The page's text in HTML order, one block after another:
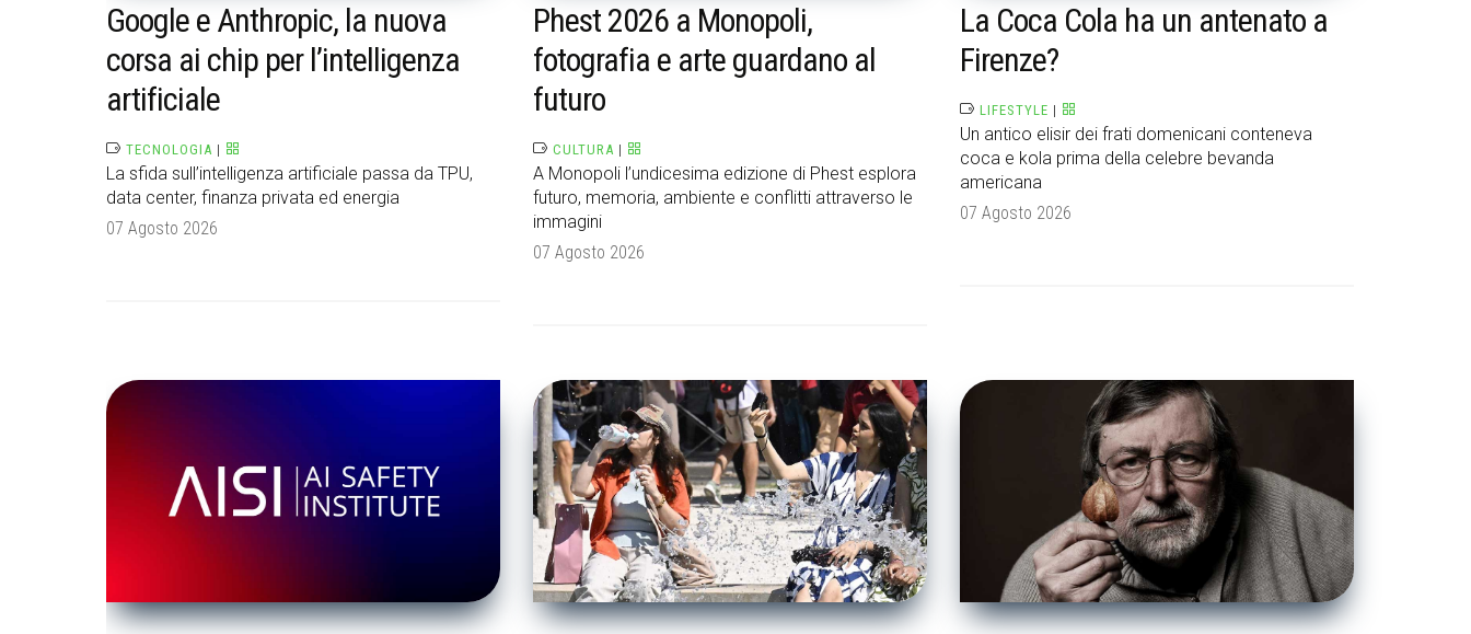
Google e Anthropic, la nuova
corsa ai chip per l’intelligenza
artificiale
TECNOLOGIA |
La sfida sull’intelligenza artificiale passa da TPU,
data center, finanza privata ed energia
07 Agosto 2026
Phest 2026 a Monopoli,
fotografia e arte guardano al
futuro
CULTURA |
A Monopoli l’undicesima edizione di Phest esplora
futuro, memoria, ambiente e conflitti attraverso le
immagini
07 Agosto 2026
La Coca Cola ha un antenato a
Firenze?
LIFESTYLE |
Un antico elisir dei frati domenicani conteneva
coca e kola prima della celebre bevanda
americana
07 Agosto 2026